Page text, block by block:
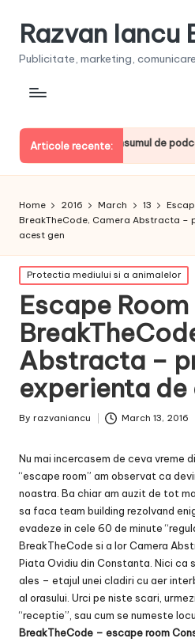
Razvan Iancu
Publicitate, marketing,
Articole recente:
la consumul de podcasturi
Home 2016 March 13
BreakTheCode, Camera Abstracta –
acest gen
Posted
in
Protectia mediului si a animalelor
Escape
Abstracta –
experienta
Posted
By razvaniancu March 13, 2016
Nu mai incercasem de ceva vreme
“escape room” am observat ca
noastra. Ba chiar am auzit de tot
sa faca team building rezolvand
evadeze in cele 60 de minute
BreakTheCode si a lor Camera
Piata Ovidiu din Constanta. Nici ca
ales – etajul unei cladiri cu aer
al orasului. Urci pe niste scari,
“receptie”, sau cum se numeste
BreakTheCode – escape room